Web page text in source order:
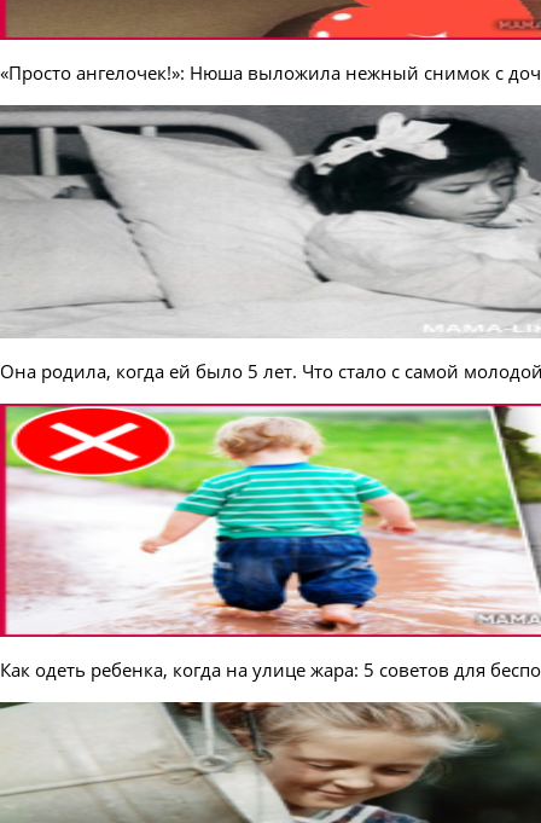
«Просто ангелочек!»: Нюша выложила нежный снимок с
Она родила, когда ей было 5 лет. Что стало с самой
Как одеть ребенка, когда на улице жара: 5 советов для